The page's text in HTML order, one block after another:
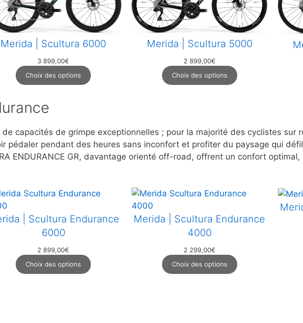
Merida | Scultura 6000
3 899,00€
Choix des options
Merida | Scultura 5000
2 899,00€
Choix des options
capacités de grimpe exceptionnelles ; pour la majorité des cyclistes sur
pédaler pendant des heures sans inconfort et profiter du paysage qui
ENDURANCE GR, davantage orienté off-road, offrent un confort
| Scultura Endurance
6000
2 899,00€
Choix des options
Merida | Scultura Endurance
4000
2 299,00€
Choix des options